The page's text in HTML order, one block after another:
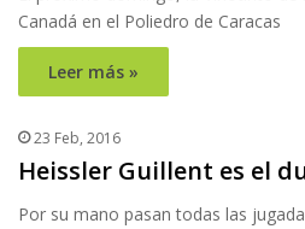
Canadá en el Poliedro de Caracas
Leer más »
23 Feb, 2016
Heissler Guillent es el
Por su mano pasan todas las